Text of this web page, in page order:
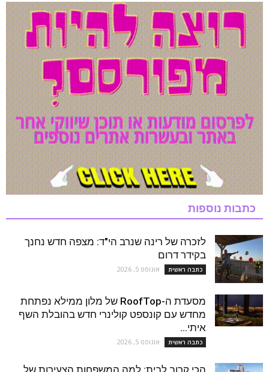
כתבות נוספות
לזכרה של רינה שנרב הי"ד: מצפה חדש נחנך
בקידר דרום
כתבה ראשית אוגוסט 5, 2026
מסעדת ה-RoofTop של מלון ממילא נפתחת
מחדש עם קונספט קולינרי חדש בהובלת השף
איתי...
כתבה ראשית אוגוסט 5, 2026
הכי קרוב לבית: למה המשפחות הצעירות של